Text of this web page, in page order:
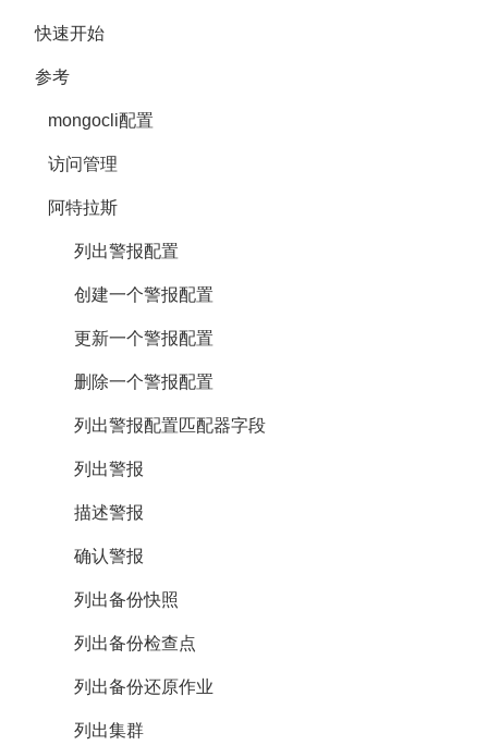
快速开始
参考
mongocli配置
访问管理
阿特拉斯
列出警报配置
创建一个警报配置
更新一个警报配置
删除一个警报配置
列出警报配置匹配器字段
列出警报
描述警报
确认警报
列出备份快照
列出备份检查点
列出备份还原作业
列出集群